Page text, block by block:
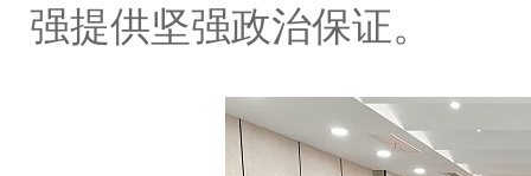
强提供坚强政治保证。